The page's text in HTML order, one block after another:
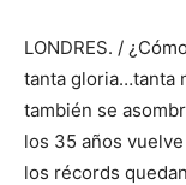
LONDRES. /
tanta gloria…tanta
también se
los 35 años
los récords